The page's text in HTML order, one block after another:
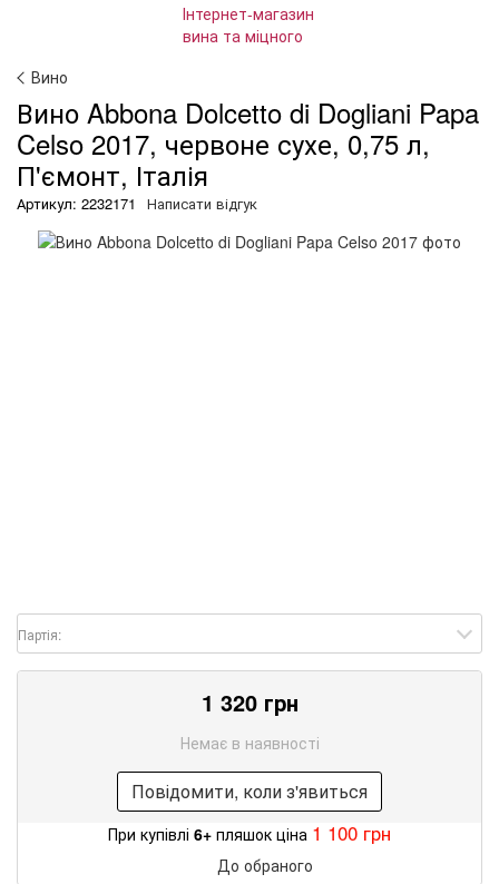
Вино
Вино Abbona Dolcetto di Dogliani Papa
Celso 2017, червоне сухе, 0,75 л,
П'ємонт, Італія
Артикул: 2232171 Написати відгук
Партія:
1 320 грн
Немає в наявності
Повідомити, коли з'явиться
При купівлі 6+ пляшок ціна 1 100 грн
До обраного